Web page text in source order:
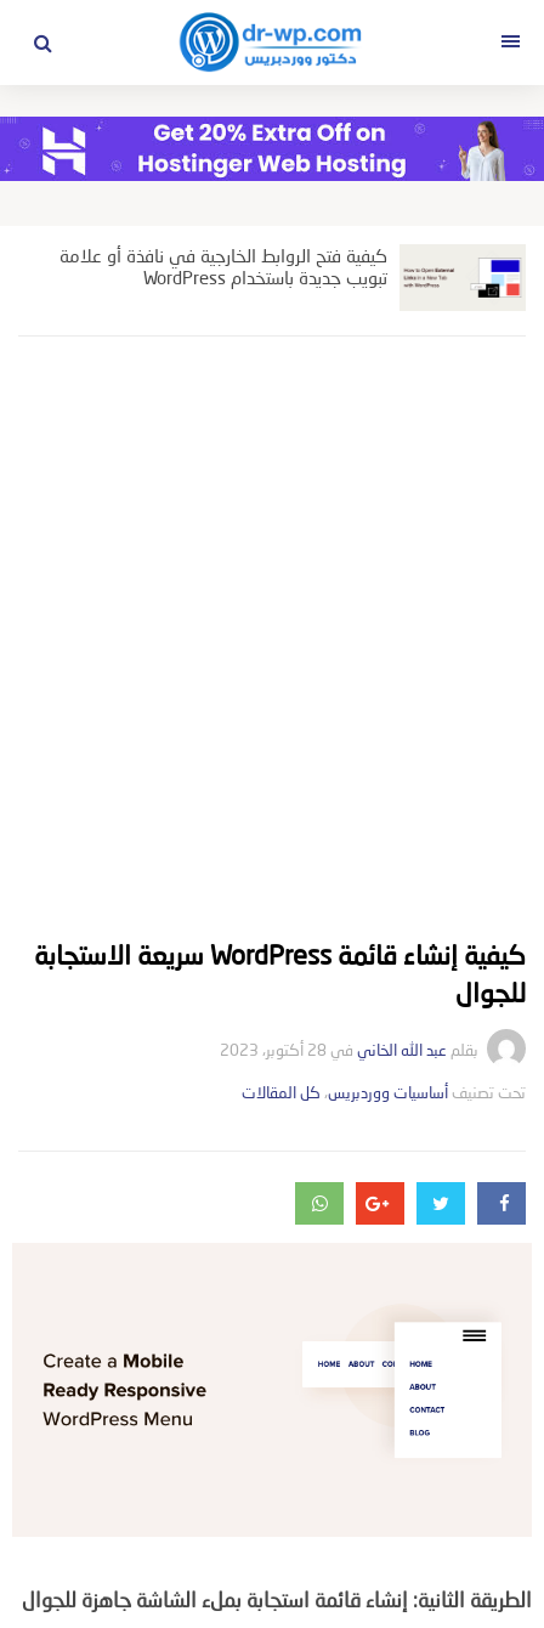
كيفية فتح الروابط الخارجية في نافذة أو علامة
تبويب جديدة باستخدام WordPress
كيفية إنشاء قائمة WordPress سريعة الاستجابة
للجوال
بقلم عبد الله الخاني في 28 أكتوبر، 2023
تحت تصنيف التصانيف
أساسيات ووردبريس، كل المقالات
الطريقة الثانية: إنشاء قائمة استجابة بملء الشاشة جاهزة للجوال